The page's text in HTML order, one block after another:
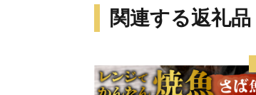
関連する返礼